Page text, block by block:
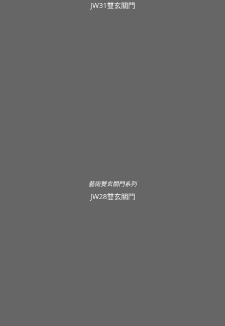
JW31雙玄關門
藝術雙玄關門系列
JW28雙玄關門